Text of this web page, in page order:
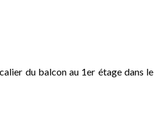
du balcon au 1er étage dans le